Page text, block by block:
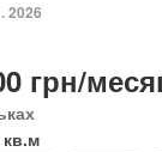
2026
грн/